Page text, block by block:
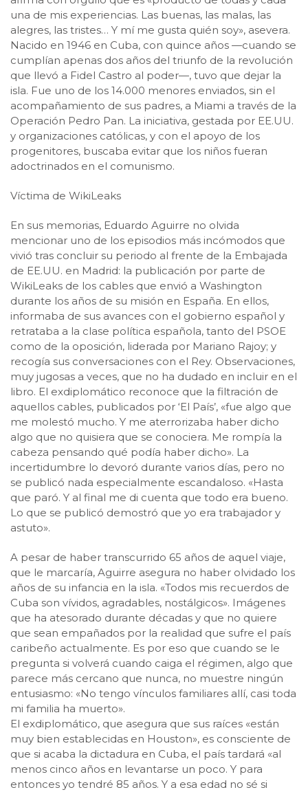
una de mis experiencias. Las buenas, las malas, las
alegres, las tristes… Y mí me gusta quién soy», asevera.
Nacido en 1946 en Cuba, con quince años —cuando se
cumplían apenas dos años del triunfo de la revolución
que llevó a Fidel Castro al poder—, tuvo que dejar la
isla. Fue uno de los 14.000 menores enviados, sin el
acompañamiento de sus padres, a Miami a través de la
Operación Pedro Pan. La iniciativa, gestada por EE.UU.
y organizaciones católicas, y con el apoyo de los
progenitores, buscaba evitar que los niños fueran
adoctrinados en el comunismo.
Víctima de WikiLeaks
En sus memorias, Eduardo Aguirre no olvida
mencionar uno de los episodios más incómodos que
vivió tras concluir su periodo al frente de la Embajada
de EE.UU. en Madrid: la publicación por parte de
WikiLeaks de los cables que envió a Washington
durante los años de su misión en España. En ellos,
informaba de sus avances con el gobierno español y
retrataba a la clase política española, tanto del PSOE
como de la oposición, liderada por Mariano Rajoy; y
recogía sus conversaciones con el Rey. Observaciones,
muy jugosas a veces, que no ha dudado en incluir en el
libro. El exdiplomático reconoce que la filtración de
aquellos cables, publicados por ‘El País’, «fue algo que
me molestó mucho. Y me aterrorizaba haber dicho
algo que no quisiera que se conociera. Me rompía la
cabeza pensando qué podía haber dicho». La
incertidumbre lo devoró durante varios días, pero no
se publicó nada especialmente escandaloso. «Hasta
que paró. Y al final me di cuenta que todo era bueno.
Lo que se publicó demostró que yo era trabajador y
astuto».
A pesar de haber transcurrido 65 años de aquel viaje,
que le marcaría, Aguirre asegura no haber olvidado los
años de su infancia en la isla. «Todos mis recuerdos de
Cuba son vívidos, agradables, nostálgicos». Imágenes
que ha atesorado durante décadas y que no quiere
que sean empañados por la realidad que sufre el país
caribeño actualmente. Es por eso que cuando se le
pregunta si volverá cuando caiga el régimen, algo que
parece más cercano que nunca, no muestre ningún
entusiasmo: «No tengo vínculos familiares allí, casi toda
mi familia ha muerto».
El exdiplomático, que asegura que sus raíces «están
muy bien establecidas en Houston», es consciente de
que si acaba la dictadura en Cuba, el país tardará «al
menos cinco años en levantarse un poco. Y para
entonces yo tendré 85 años. Y a esa edad no sé si